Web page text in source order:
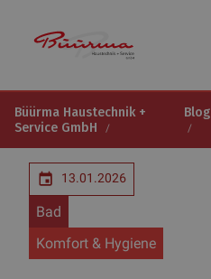
Büürma Haustechnik +
Service GmbH
Blog
13.01.2026
Bad
Komfort & Hygiene